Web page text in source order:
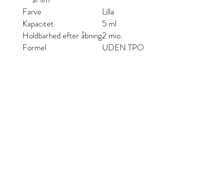
Farve
Lilla
Kapacitet
5 ml
Holdbarhed efter åbning2 mio.
Formel
UDEN TPO